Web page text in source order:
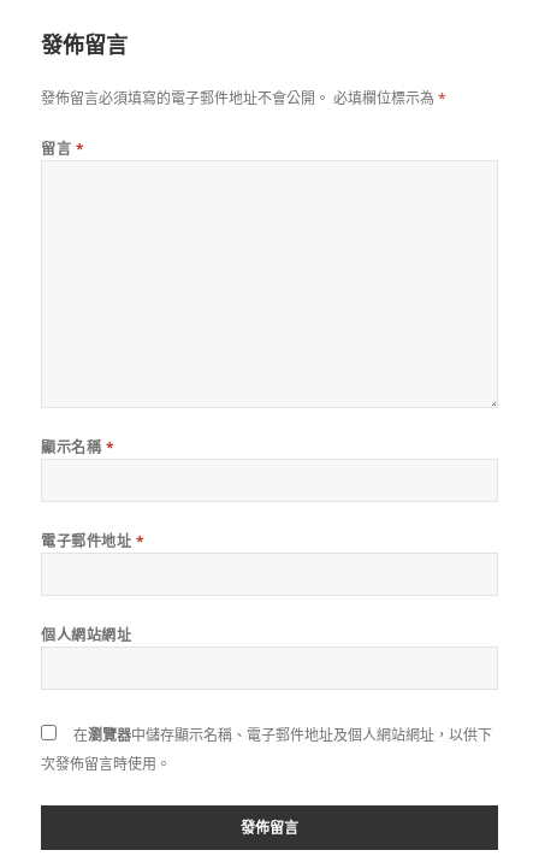
發佈留言
發佈留言必須填寫的電子郵件地址不會公開。 必填欄位標示為*
留言 *
顯示名稱 *
電子郵件地址 *
個人網站網址
在瀏覽器中儲存顯示名稱、電子郵件地址及個人網站網址，以供下
次發佈留言時使用。